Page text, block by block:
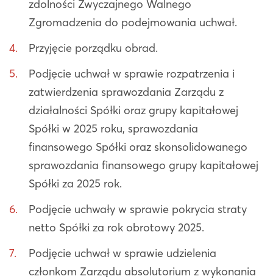
zdolności Zwyczajnego Walnego
Zgromadzenia do podejmowania uchwał.
Przyjęcie porządku obrad.
Podjęcie uchwał w sprawie rozpatrzenia i
zatwierdzenia sprawozdania Zarządu z
działalności Spółki oraz grupy kapitałowej
Spółki w 2025 roku, sprawozdania
finansowego Spółki oraz skonsolidowanego
sprawozdania finansowego grupy kapitałowej
Spółki za 2025 rok.
Podjęcie uchwały w sprawie pokrycia straty
netto Spółki za rok obrotowy 2025.
Podjęcie uchwał w sprawie udzielenia
członkom Zarządu absolutorium z wykonania